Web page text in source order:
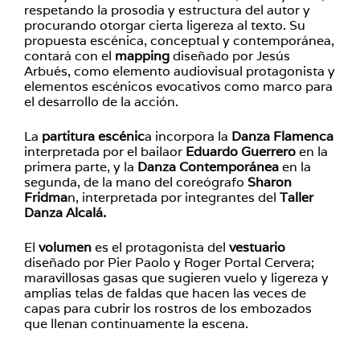
respetando la prosodia y estructura del autor y
procurando otorgar cierta ligereza al texto. Su
propuesta escénica, conceptual y contemporánea,
contará con el mappingdiseñado por Jesús
Arbués, como elemento audiovisual protagonista y
elementos escénicos evocativos como marco para
el desarrollo de la acción.
La partitura escénica incorpora la Danza Flamenca
interpretada por el bailaor Eduardo Guerreroen la
primera parte, y la Danza Contemporáneaen la
segunda, de la mano del coreógrafo Sharon
Fridman, interpretada por integrantes del Taller
Danza Alcalá.
El volumenes el protagonista del vestuario
diseñado por Pier Paolo y Roger Portal Cervera;
maravillosas gasas que sugieren vuelo y ligereza y
amplias telas de faldas que hacen las veces de
capas para cubrir los rostros de los embozados
que llenan continuamente la escena.